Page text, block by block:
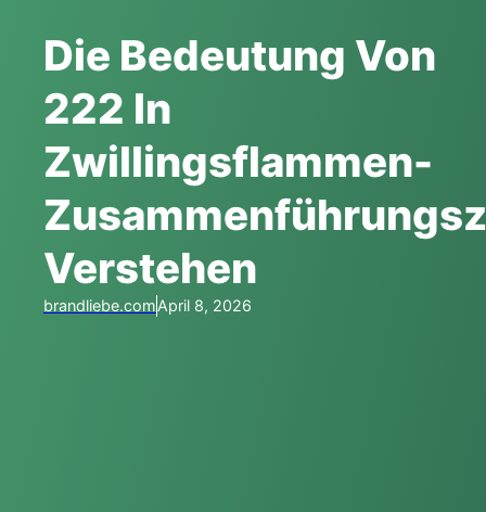
Die Bedeutung Von
222 In
Zwillingsflammen-
Verstehen
brandliebe.comApril 8, 2026